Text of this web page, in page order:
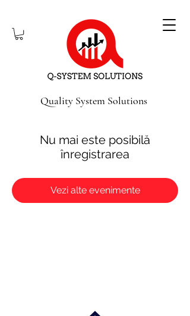
Quality System Solutions
Nu mai este posibilă
înregistrarea
Vezi alte evenimente